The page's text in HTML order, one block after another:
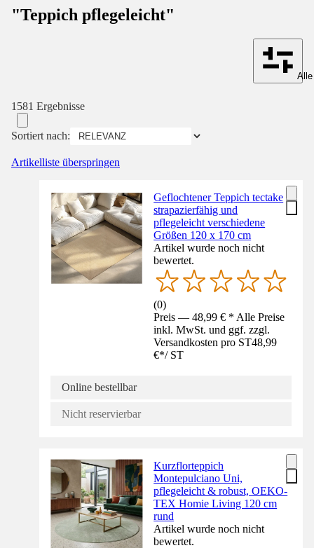
"Teppich pflegeleicht"
1581 Ergebnisse
Sortiert nach:
Artikelliste überspringen
Geflochtener Teppich tectake
strapazierfähig und
pflegeleicht verschiedene
Größen 120 x 170 cm
Artikel wurde noch nicht
bewertet.
(0)
Preis — 48,99 € * Alle Preise
inkl. MwSt. und ggf. zzgl.
Versandkosten pro ST48,99
€*/ ST
Online bestellbar
Nicht reservierbar
Kurzflorteppich
Montepulciano Uni,
pflegeleicht & robust, OEKO-
TEX Homie Living 120 cm
rund
Artikel wurde noch nicht
bewertet.